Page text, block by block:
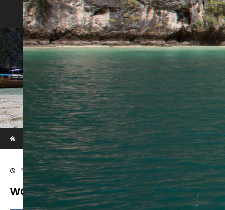
Phi Phi & Khai Island by Speed Boat
ホーム
ブログ
WOWL7849
2020.09.4
WOWL7849